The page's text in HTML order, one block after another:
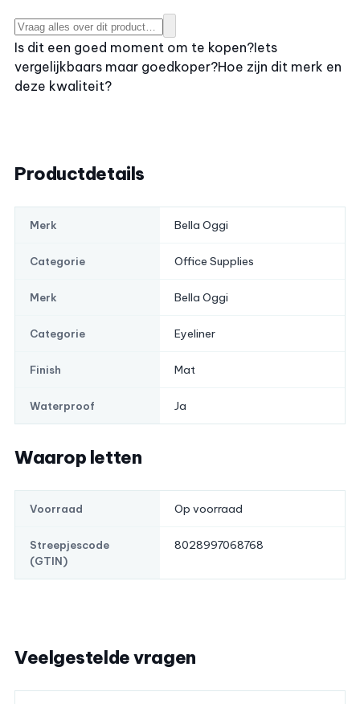
Is dit een goed moment om te kopen?Iets
vergelijkbaars maar goedkoper?Hoe zijn dit merk en
deze kwaliteit?
Productdetails
Merk Bella Oggi
Categorie Office Supplies
Merk Bella Oggi
Categorie Eyeliner
Finish Mat
Waterproof Ja
Waarop letten
Voorraad Op voorraad
Streepjescode
(GTIN)
8028997068768
Veelgestelde vragen